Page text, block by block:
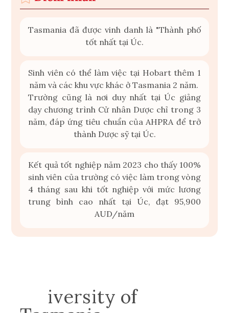
Tasmania đã được vinh danh là "Thành phố
tốt nhất tại Úc.
Sinh viên có thể làm việc tại Hobart thêm 1
năm và các khu vực khác ở Tasmania 2 năm.
Trường cũng là nơi duy nhất tại Úc giảng
dạy chương trình Cử nhân Dược chỉ trong 3
năm, đáp ứng tiêu chuẩn của AHPRA để trở
thành Dược sỹ tại Úc.
Kết quả tốt nghiệp năm 2023 cho thấy 100%
sinh viên của trường có việc làm trong vòng
4 tháng sau khi tốt nghiệp với mức lương
trung bình cao nhất tại Úc, đạt 95,900
AUD/năm
iversity of